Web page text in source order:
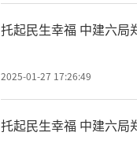
托起民生幸福 中建六局
2025-01-27 17:26:49
托起民生幸福 中建六局